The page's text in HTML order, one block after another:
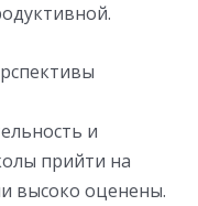
и
прийти на
высоко оценены.